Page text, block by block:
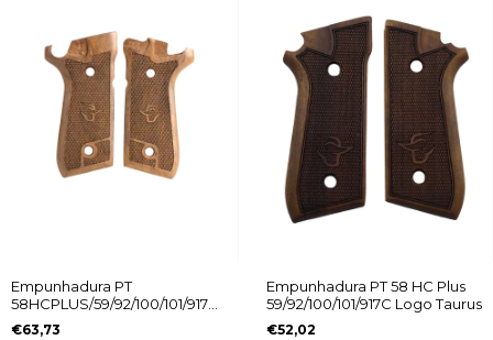
Empunhadura PT
58HCPLUS/59/92/100/101/917C
Vanguard Taurus
€63,73
Empunhadura PT 58 HC Plus
59/92/100/101/917C Logo Taurus
€52,02